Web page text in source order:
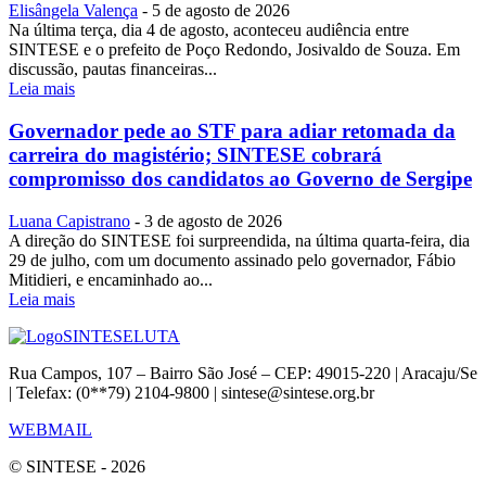
Elisângela Valença - 5 de agosto de 2026
Na última terça, dia 4 de agosto, aconteceu audiência entre
SINTESE e o prefeito de Poço Redondo, Josivaldo de Souza. Em
discussão, pautas financeiras...
Leia mais
Governador pede ao STF para adiar retomada da
carreira do magistério; SINTESE cobrará
compromisso dos candidatos ao Governo de Sergipe
Luana Capistrano - 3 de agosto de 2026
A direção do SINTESE foi surpreendida, na última quarta-feira, dia
29 de julho, com um documento assinado pelo governador, Fábio
Mitidieri, e encaminhado ao...
Leia mais
SINTESELUTA
Rua Campos, 107 – Bairro São José – CEP: 49015-220 | Aracaju/Se
| Telefax: (0**79) 2104-9800 | sintese@sintese.org.br
WEBMAIL
© SINTESE - 2026